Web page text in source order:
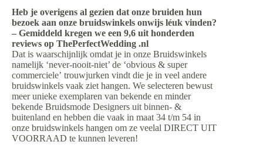
Heb je overigens al gezien dat onze bruiden hun
bezoek aan onze bruidswinkels onwijs léuk vinden?
– Gemiddeld kregen we een 9,6 uit honderden
reviews op ThePerfectWedding .nl
Dat is waarschijnlijk omdat je in onze Bruidswinkels
namelijk ‘never-nooit-niet’ de ‘obvious & super
commerciele’ trouwjurken vindt die je in veel andere
bruidswinkels vaak ziet hangen. We selecteren bewust
meer unieke exemplaren van bekende en minder
bekende Bruidsmode Designers uit binnen- &
buitenland en hebben die vaak in maat 34 t/m 54 in
onze bruidswinkels hangen om ze veelal DIRECT UIT
VOORRAAD te kunnen leveren!